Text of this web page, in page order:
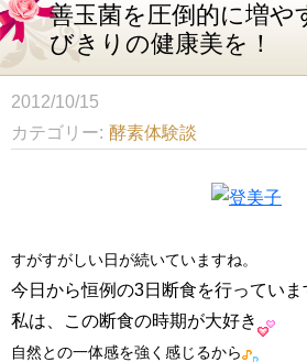
善玉菌を圧倒的に増や
びきりの健康美を！
2012/10/15
カテゴリー 酵素体験談
すがすがしい日が続いていますね。
今日から恒例の3日断食を行っていま
私は、この断食の時期が大好き
自然との一体感を強く感じるから